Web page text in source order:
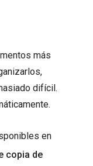
más
difícil.
en
copia de